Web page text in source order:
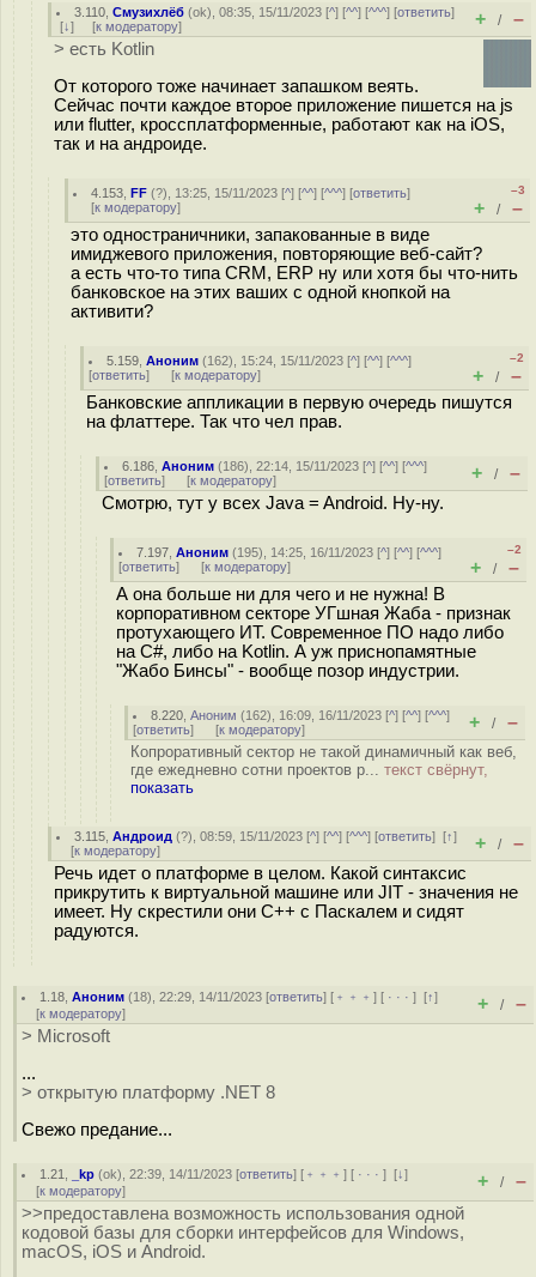
3.110 ,Смузихлёб (ok), 08:35, 15/11/2023 [^] [^^] [^^^] [ответить]
[↓] [к модератору] + / –
> есть Kotlin
От которого тоже начинает запашком веять.
Сейчас почти каждое второе приложение пишется на js
или flutter, кроссплатформенные, работают как на iOS,
так и на андроиде.
4.153 ,FF (?), 13:25, 15/11/2023 [^] [^^] [^^^] [ответить]
[к модератору]
–3
+ / –
это одностраничники, запакованные в виде
имиджевого приложения, повторяющие веб-сайт?
а есть что-то типа CRM, ERP ну или хотя бы что-нить
банковское на этих ваших с одной кнопкой на
активити?
5.159 ,Аноним (162), 15:24, 15/11/2023 [^] [^^] [^^^]
[ответить] [к модератору]
–2
+ / –
Банковские аппликации в первую очередь пишутся
на флаттере. Так что чел прав.
6.186 ,Аноним (186), 22:14, 15/11/2023 [^] [^^] [^^^]
[ответить] [к модератору] + / –
Смотрю, тут у всех Java = Android. Ну-ну.
7.197 ,Аноним (195), 14:25, 16/11/2023 [^] [^^] [^^^]
[ответить] [к модератору]
–2
+ / –
А она больше ни для чего и не нужна! В
корпоративном секторе УГшная Жаба - признак
протухающего ИТ. Современное ПО надо либо
на C#, либо на Kotlin. А уж приснопамятные
"Жабо Бинсы" - вообще позор индустрии.
8.220 ,Аноним (162), 16:09, 16/11/2023 [^] [^^] [^^^]
[ответить] [к модератору] + / –
Копроративный сектор не такой динамичный как веб,
где ежедневно сотни проектов р... текст свёрнут,
показать
3.115 ,Андроид (?), 08:59, 15/11/2023 [^] [^^] [^^^] [ответить][↑]
[к модератору] + / –
Речь идет о платформе в целом. Какой синтаксис
прикрутить к виртуальной машине или JIT - значения не
имеет. Ну скрестили они С++ с Паскалем и сидят
радуются.
1.18 ,Аноним (18), 22:29, 14/11/2023 [ответить] [ ﹢﹢﹢] [ · · ·][↑]
[к модератору] + / –
> Microsoft
...
> открытую платформу .NET 8
Свежо предание...
1.21 _kp (ok), 22:39, 14/11/2023 [ответить] [ ﹢﹢﹢] [ · · ·][↓]
[к модератору] + / –
>>предоставлена возможность использования одной
кодовой базы для сборки интерфейсов для Windows,
macOS, iOS и Android.